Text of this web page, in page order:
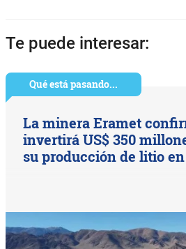
Te puede interesar:
Qué está pasando...
La minera Eramet
invertirá US$ 350
su producción de litio